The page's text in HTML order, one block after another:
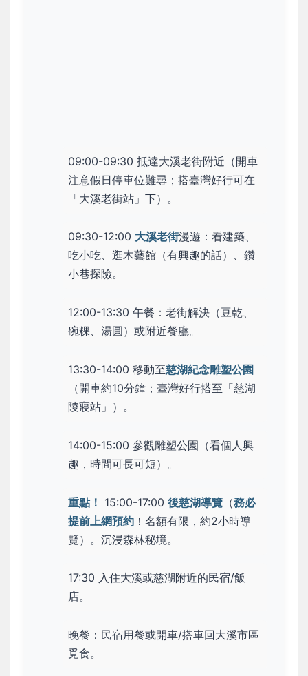
09:00-09:30 抵達大溪老街附近（開車
注意假日停車位難尋；搭臺灣好行可在
「大溪老街站」下）。
09:30-12:00 大溪老街漫遊：看建築、
吃小吃、逛木藝館（有興趣的話）、鑽
小巷探險。
12:00-13:30 午餐：老街解決（豆乾、
碗粿、湯圓）或附近餐廳。
13:30-14:00 移動至慈湖紀念雕塑公園
（開車約10分鐘；臺灣好行搭至「慈湖
陵寢站」）。
14:00-15:00 參觀雕塑公園（看個人興
趣，時間可長可短）。
重點！ 15:00-17:00 後慈湖導覽 （務必
提前上網預約 ！名額有限，約2小時導
覽）。沉浸森林秘境。
17:30 入住大溪或慈湖附近的民宿/飯
店。
晚餐：民宿用餐或開車/搭車回大溪市區
覓食。